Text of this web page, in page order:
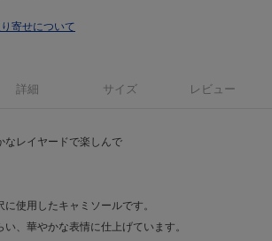
寄せについて
詳細 サイズ レビュー
なレイヤードで楽しんで
使用したキャミソールです。
、華やかな表情に仕上げています。